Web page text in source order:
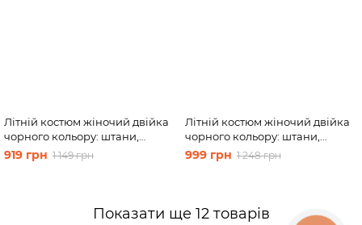
Літній костюм жіночий двійка
чорного кольору: штани,
футболка Merlini Санремо
100000147, розмір 42-44
919 грн 1 149 грн
Літній костюм жіночий двійка
чорного кольору: штани,
сорочка Merlini Авіано
100000151, розмір 42-44
999 грн 1 248 грн
Показати ще 12 товарів